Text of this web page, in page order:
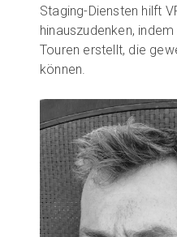
Staging-Diensten hilft
hinauszudenken,
Touren erstellt, die
können.